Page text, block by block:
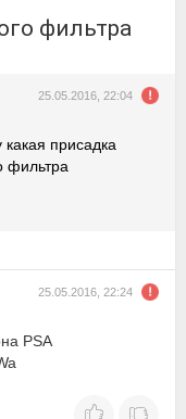
фильтра
25.05.2016, 22:04
присадка
фильтра
25.05.2016, 22:24
PSA